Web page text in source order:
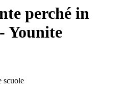
perché in
Younite
scuole